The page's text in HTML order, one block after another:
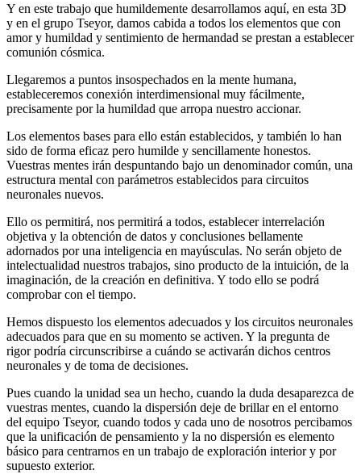
Y en este trabajo que humildemente desarrollamos aquí, en esta 3D
y en el grupo Tseyor, damos cabida a todos los elementos que con
amor y humildad y sentimiento de hermandad se prestan a establecer
comunión cósmica.
Llegaremos a puntos insospechados en la mente humana,
estableceremos conexión interdimensional muy fácilmente,
precisamente por la humildad que arropa nuestro accionar.
Los elementos bases para ello están establecidos, y también lo han
sido de forma eficaz pero humilde y sencillamente honestos.
Vuestras mentes irán despuntando bajo un denominador común, una
estructura mental con parámetros establecidos para circuitos
neuronales nuevos.
Ello os permitirá, nos permitirá a todos, establecer interrelación
objetiva y la obtención de datos y conclusiones bellamente
adornados por una inteligencia en mayúsculas. No serán objeto de
intelectualidad nuestros trabajos, sino producto de la intuición, de la
imaginación, de la creación en definitiva. Y todo ello se podrá
comprobar con el tiempo.
Hemos dispuesto los elementos adecuados y los circuitos neuronales
adecuados para que en su momento se activen. Y la pregunta de
rigor podría circunscribirse a cuándo se activarán dichos centros
neuronales y de toma de decisiones.
Pues cuando la unidad sea un hecho, cuando la duda desaparezca de
vuestras mentes, cuando la dispersión deje de brillar en el entorno
del equipo Tseyor, cuando todos y cada uno de nosotros percibamos
que la unificación de pensamiento y la no dispersión es elemento
básico para centrarnos en un trabajo de exploración interior y por
supuesto exterior.